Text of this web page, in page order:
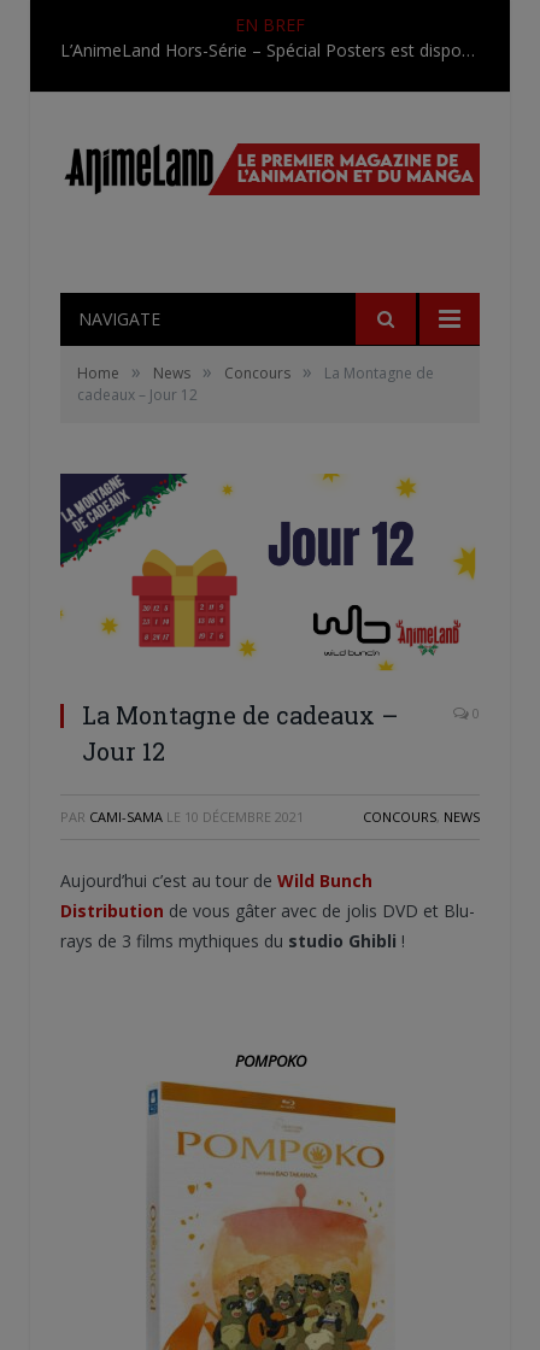
EN BREF
L’AnimeLand Hors-Série – Spécial Posters est disponible !
NAVIGATE
Home » News » Concours »
La Montagne de
cadeaux – Jour 12
La Montagne de cadeaux –
Jour 12
0
PAR CAMI-SAMA LE 10 DÉCEMBRE 2021 CONCOURS, NEWS
Aujourd’hui c’est au tour de Wild Bunch
Distribution de vous gâter avec de jolis DVD et Blu-
rays de 3 films mythiques du studio Ghibli !
POMPOKO